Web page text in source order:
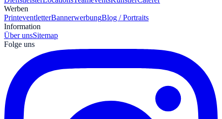
Werben
PrinteventletterBannerwerbungBlog / Portraits
Information
Über unsSitemap
Folge uns